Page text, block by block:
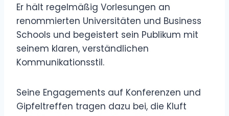
Er hält regelmäßig Vorlesungen an
renommierten Universitäten und Business
Schools und begeistert sein Publikum mit
seinem klaren, verständlichen
Kommunikationsstil.
Seine Engagements auf Konferenzen und
Gipfeltreffen tragen dazu bei, die Kluft